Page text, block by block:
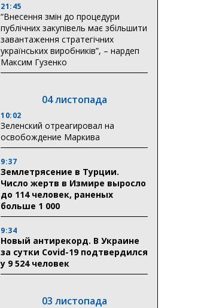
21:45
“Внесення змін до процедури
публічних закупівель має збільшити
завантаження стратегічних
українських виробників”, – нардеп
Максим Гузенко
04 листопада
10:02
Зеленский отреагировал на
освобождение Маркива
9:37
Землетрясение в Турции.
Число жертв в Измире выросло
до 114 человек, раненых
больше 1 000
9:34
Новый антирекорд. В Украине
за сутки Covid-19 подтвердился
у 9 524 человек
03 листопада